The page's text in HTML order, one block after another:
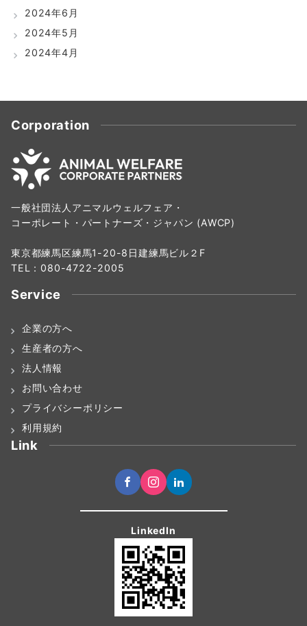
2024年6月
2024年5月
2024年4月
Corporation
一般社団法人アニマルウェルフェア・
コーポレート・パートナーズ・ジャパン (AWCP)
東京都練馬区練馬1-20-8日建練馬ビル２F
TEL：080-4722-2005
Service
企業の方へ
生産者の方へ
法人情報
お問い合わせ
プライバシーポリシー
利用規約
Link
LinkedIn